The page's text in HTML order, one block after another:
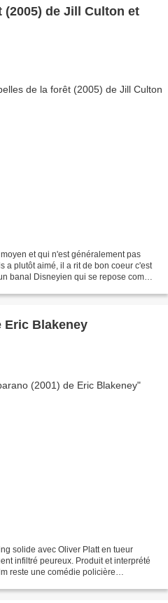
de Jill Culton et
et qui n'est généralement pas
a plutôt aimé, il a rit de bon coeur c'est
banal Disneyien qui se repose comme
Eric Blakeney
solide avec Oliver Platt en tueur
infiltré peureux. Produit et interprété
reste une comédie policière